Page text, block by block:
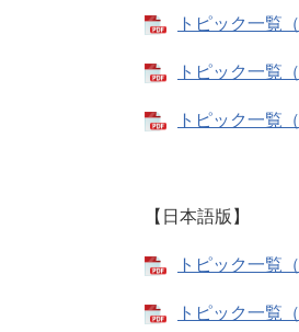
トピック一覧
トピック一覧
トピック一覧
【日本語版】
トピック一覧
トピック一覧